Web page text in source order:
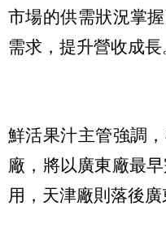
市場的供需狀況掌
需求，提升營收成長
鮮活果汁主管強調
廠，將以廣東廠最
用，天津廠則落後廣